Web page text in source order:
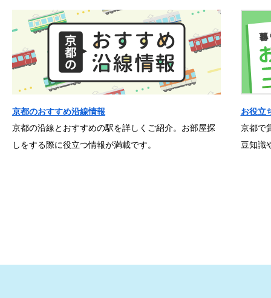
京都のおすすめ沿線情報
京都の沿線とおすすめの駅を詳しくご紹介。お部屋探
しをする際に役立つ情報が満載です。
お役立
京都で
豆知識